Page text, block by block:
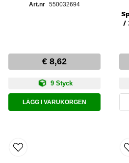
550032694
€ 8,62
9 Styck
LÄGG I VARUKORGEN
/